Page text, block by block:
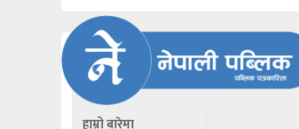
हाम्रो बारेमा